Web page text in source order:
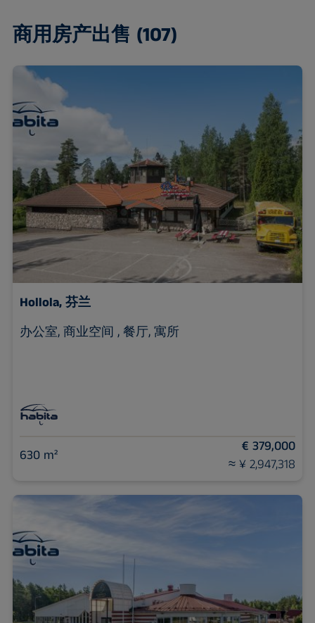
商用房产出售 (107)
Hollola, 芬兰
办公室, 商业空间 , 餐厅, 寓所
630 m²
€ 379,000
≈ ¥ 2,947,318